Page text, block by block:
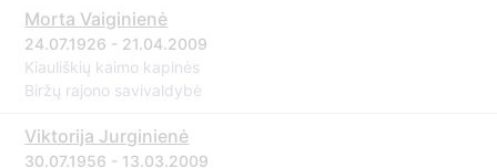
Morta Vaiginienė
24.07.1926 - 21.04.2009
Kiauliškių kaimo kapinės
Biržų rajono savivaldybė
Viktorija Jurginienė
30.07.1956 - 13.03.2009